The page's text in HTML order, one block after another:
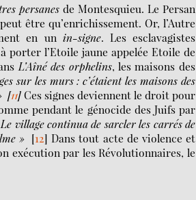
persanesde Montesquieu. Le Persan
être qu’enrichissement. Or, l’Autre
en un in-signe. Les esclavagistes
porter l’Etoile jaune appelée Etoile de
L’Aîné des orphelins, les maisons des
sur les murs : c’étaient les maisons des
[11]Ces signes deviennent le droit pour
pendant le génocide des Juifs par
Le village continua de sarcler les carrés de
» [12] Dans tout acte de violence et
exécution par les Révolutionnaires, le